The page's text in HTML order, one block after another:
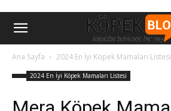
Ana Sayfa 2024 En İyi Köpek Mamaları Listesi
2024 En İyi Köpek Mamaları Listesi